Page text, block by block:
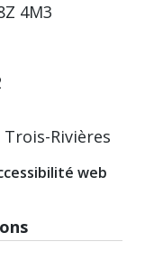
4M3
Rivières
web